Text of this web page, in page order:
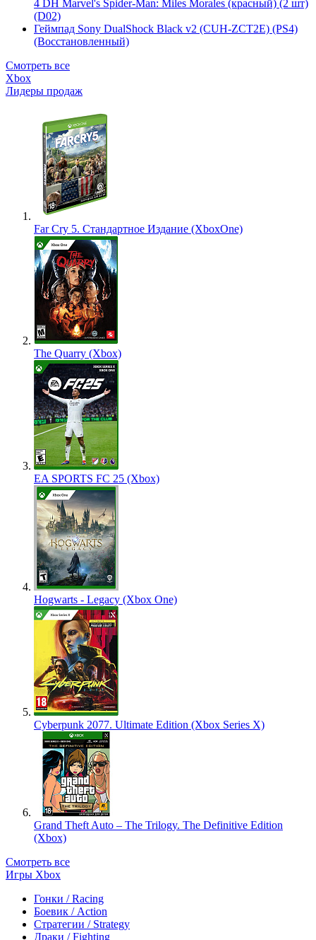
4 DH Marvel's Spider-Man: Miles Morales (красный) (2 шт)
(D02)
Геймпад Sony DualShock Black v2 (CUH-ZCT2E) (PS4)
(Восстановленный)
Смотреть все
Xbox
Лидеры продаж
Far Cry 5. Стандартное Издание (XboxOne)
The Quarry (Xbox)
EA SPORTS FC 25 (Xbox)
Hogwarts - Legacy (Xbox One)
Cyberpunk 2077. Ultimate Edition (Xbox Series X)
Grand Theft Auto – The Trilogy. The Definitive Edition
(Xbox)
Смотреть все
Игры Xbox
Гонки / Racing
Боевик / Action
Стратегии / Strategy
Драки / Fighting